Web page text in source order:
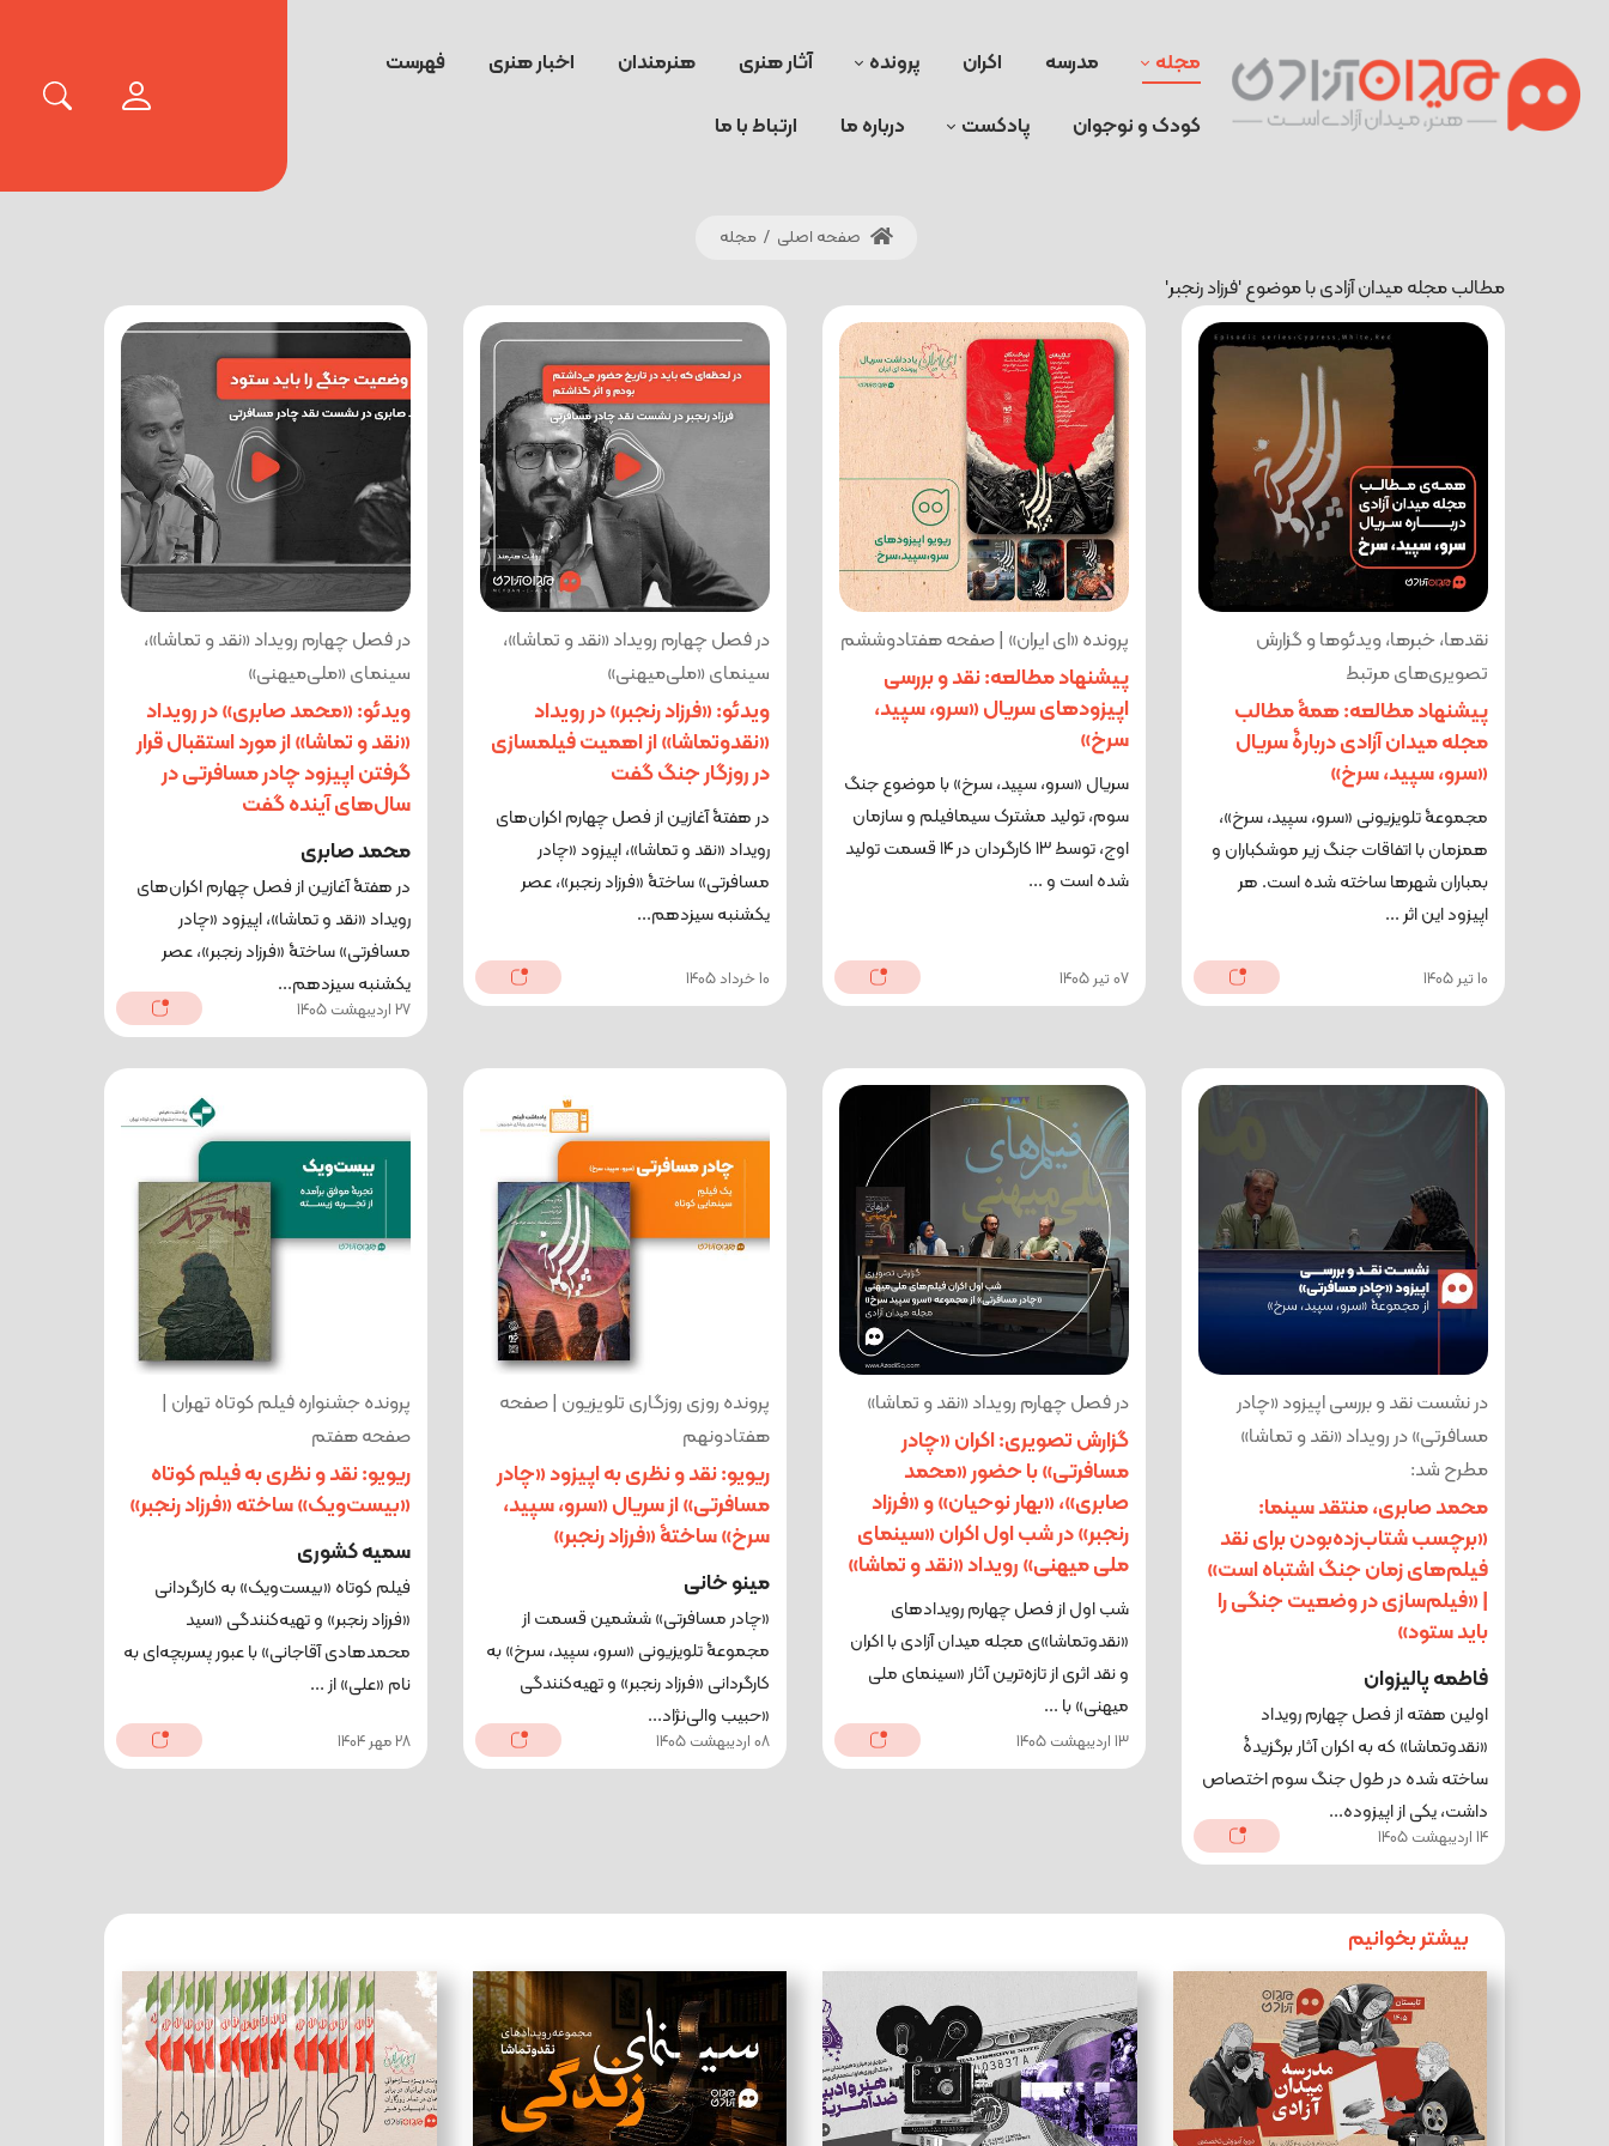
مجله مدرسه اکران پرونده آثار هنری هنرمندان اخبار هنری فهرست
کودک و نوجوان پادکست درباره ما ارتباط با ما
صفحه اصلی / مجله
مطالب مجله میدان آزادی با موضوع 'فرزاد رنجبر'
نقدها، خبرها، ویدئوها و گزارش
تصویری‌های مرتبط
پیشنهاد مطالعه: همۀ مطالب
مجله میدان آزادی دربارۀ سریال
«سرو، سپید، سرخ»
مجموعۀ تلویزیونی «سرو، سپید، سرخ»،
همزمان با اتفاقات جنگ زیر موشکباران و
بمباران شهرها ساخته شده است. هر
اپیزود این اثر ...
10 تیر 1405
پرونده «ای ایران» | صفحه هفتادوششم
پیشنهاد مطالعه: نقد و بررسی
اپیزودهای سریال «سرو، سپید،
سرخ»
سریال «سرو، سپید، سرخ» با موضوع جنگ
سوم، تولید مشترک سیمافیلم و سازمان
اوج، توسط ۱۳ کارگردان در ۱۴ قسمت تولید
شده است و ...
07 تیر 1405
در فصل چهارم رویداد «نقد و تماشا»،
سینمای «ملی‌میهنی»
ویدئو: «فرزاد رنجبر» در رویداد
«نقدوتماشا» از اهمیت فیلمسازی
در روزگار جنگ گفت
در هفتۀ آغازین از فصل چهارم اکران‌های
رویداد «نقد و تماشا»، اپیزود «چادر
مسافرتی» ساختۀ «فرزاد رنجبر»، عصر
یکشنبه سیزدهم...
10 خرداد 1405
در فصل چهارم رویداد «نقد و تماشا»،
سینمای «ملی‌میهنی»
ویدئو: «محمد صابری» در رویداد
«نقد و تماشا» از مورد استقبال قرار
گرفتن اپیزود چادر مسافرتی در
سال‌های آینده گفت
محمد صابری
در هفتۀ آغازین از فصل چهارم اکران‌های
رویداد «نقد و تماشا»، اپیزود «چادر
مسافرتی» ساختۀ «فرزاد رنجبر»، عصر
یکشنبه سیزدهم...
27 اردیبهشت 1405
در نشست نقد و بررسی اپیزود «چادر
مسافرتی» در رویداد «نقد و تماشا»
مطرح شد:
محمد صابری، منتقد سینما:
«برچسب شتاب‌زده‌بودن برای نقد
فیلم‌های زمان جنگ اشتباه است»
| «فیلم‌سازی در وضعیت جنگی را
باید ستود»
فاطمه پالیزوان
اولین هفته از فصل چهارم رویداد
«نقدوتماشا» که به اکران آثار برگزیدۀ
ساخته شده در طول جنگ سوم اختصاص
داشت، یکی از اپیزوده...
14 اردیبهشت 1405
در فصل چهارم رویداد «نقد و تماشا»
گزارش تصویری: اکران «چادر
مسافرتی» با حضور «محمد
صابری»، «بهار نوحیان» و «فرزاد
رنجبر» در شب اول اکران «سینمای
ملی میهنی» رویداد «نقد و تماشا»
شب اول از فصل چهارم رویدادهای
«نقدوتماشا»ی مجله میدان آزادی با اکران
و نقد اثری از تازه‌ترین آثار «سینمای ملی
میهنی» با ...
13 اردیبهشت 1405
پرونده روزی روزگاری تلویزیون | صفحه
هفتادونهم
ریویو: نقد و نظری به اپیزود «چادر
مسافرتی» از سریال «سرو، سپید،
سرخ» ساختۀ «فرزاد رنجبر»
مینو خانی
«چادر مسافرتی» ششمین قسمت از
مجموعۀ ‌تلویزیونی «سرو، سپید، سرخ» به
کارگردانی «فرزاد رنجبر» و تهیه‌کنندگی
«حبیب والی‌نژاد...
08 اردیبهشت 1405
پرونده جشنواره فیلم کوتاه تهران |
صفحه هفتم
ریویو: نقد و نظری به فیلم کوتاه
«بیست‌ویک» ساخته «فرزاد رنجبر»
سمیه کشوری
فیلم کوتاه «بیست‌ویک» به کارگردانی
«فرزاد رنجبر» و تهیه‌کنندگی «سید
محمدهادی آقاجانی» با عبور پسربچه‌ای به
نام «علی» از ...
28 مهر 1404
بیشتر بخوانیم